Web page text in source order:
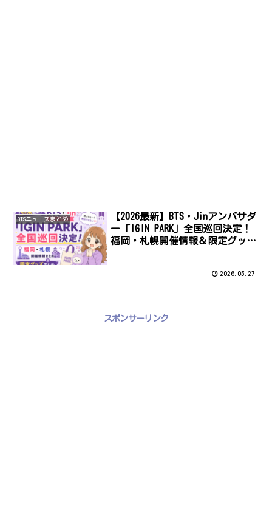
BTSニュースまとめ
【2026最新】BTS・Jinアンバサダ
ー「IGIN PARK」全国巡回決定！
福岡・札幌開催情報＆限定グッズ
2026.05.27
スポンサーリンク